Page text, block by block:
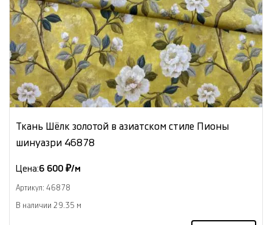
Ткань Шёлк золотой в азиатском стиле Пионы
шинуазри 46878
Цена:6 600 ₽/м
Артикул: 46878
В наличии 29.35 м